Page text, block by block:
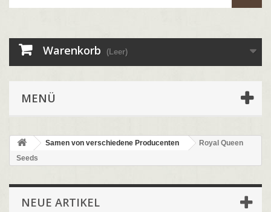
Warenkorb (Leer)
MENÜ
Samen von verschiedene Producenten
Royal Queen
Seeds
NEUE ARTIKEL